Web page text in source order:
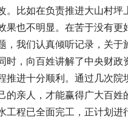
。比如在负责推进大山村
果也不明显。在苦于没有更
，我们认真倾听记录，关
时，向百姓讲解了中央财
推进十分顺利。通过几次院
的亲人，才能赢得广大百
工程已全面完工，正计划进